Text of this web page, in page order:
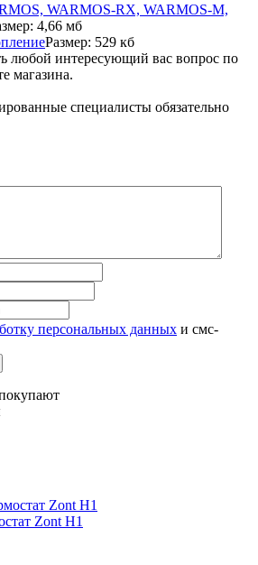
WARMOS-RX, WARMOS-M,
4,66 мб
Размер: 529 кб
любой интересующий вас вопрос по
магазина.
специалисты обязательно
персональных данных и смс-
Zont H1